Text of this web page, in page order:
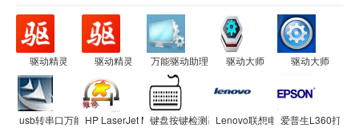
驱动精灵 驱动精灵 万能驱动助理 驱动大师 驱动大师
usb转串口万能驱动 USB 2.0 TO RS232
HP LaserJet M1005 MFP驱动程序
键盘按键检测器(键盘测试软件)
Lenovo联想电源管理驱动
爱普生L360打印